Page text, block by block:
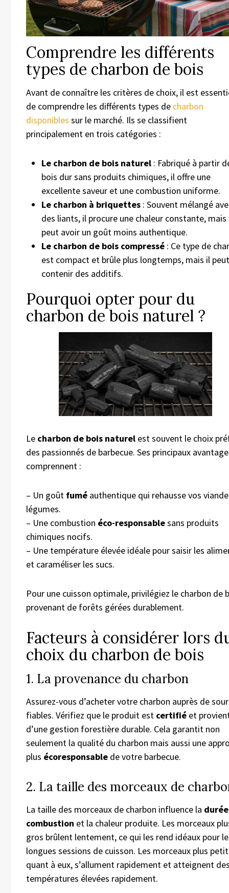
Comprendre les différents
types de charbon de bois
Avant de connaître les critères de choix, il est
de comprendre les différents types de charbon
disponibles sur le marché. Ils se classifient
principalement en trois catégories :
Le charbon de bois naturel : Fabriqué à partir
bois dur sans produits chimiques, il offre une
excellente saveur et une combustion uniforme.
Le charbon à briquettes : Souvent mélangé
des liants, il procure une chaleur constante, mais
peut avoir un goût moins authentique.
Le charbon de bois compressé : Ce type de
est compact et brûle plus longtemps, mais il peut
contenir des additifs.
Pourquoi opter pour du
charbon de bois naturel ?
Le charbon de bois naturel est souvent le choix
des passionnés de barbecue. Ses principaux
comprennent :
– Un goût fumé authentique qui rehausse vos
légumes.
– Une combustion éco-responsablesans produits
chimiques nocifs.
– Une température élevée idéale pour saisir les
et caraméliser les sucs.
Pour une cuisson optimale, privilégiez le charbon de
provenant de forêts gérées durablement.
Facteurs à considérer lors
choix du charbon de bois
1. La provenance du charbon
Assurez-vous d’acheter votre charbon auprès de
fiables. Vérifiez que le produit est certifié et
d’une gestion forestière durable. Cela garantit non
seulement la qualité du charbon mais aussi une
plus écoresponsable de votre barbecue.
2. La taille des morceaux de
La taille des morceaux de charbon influence la
combustion et la chaleur produite. Les morceaux
gros brûlent lentement, ce qui les rend idéaux pour
longues sessions de cuisson. Les morceaux plus
quant à eux, s’allument rapidement et atteignent
températures élevées rapidement.